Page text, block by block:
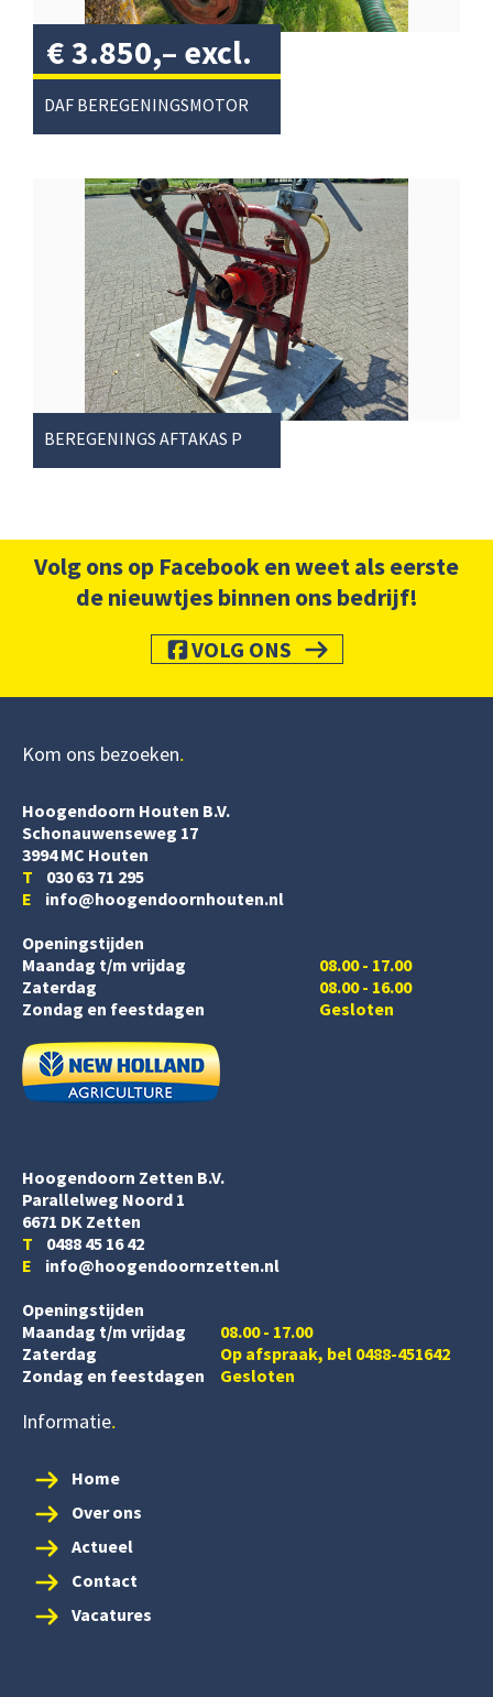
DAF BEREGENINGSMOTOR
€3.850,– excl.
btw/
Volg ons op Facebook en weet als eerste
de nieuwtjes binnen ons bedrijf!
VOLG ONS
Kom ons bezoeken
Hoogendoorn Houten B.V.
Schonauwenseweg 17
3994 MC Houten
T 030 63 71 295
E info@hoogendoornhouten.nl
Openingstijden
Maandag t/m vrijdag
Zaterdag
08.00 - 17.00
08.00 - 16.00
Zondag en feestdagen
Gesloten
Hoogendoorn Zetten B.V.
Parallelweg Noord 1
6671 DK Zetten
T 0488 45 16 42
E info@hoogendoornzetten.nl
Openingstijden
Maandag t/m vrijdag
08.00 - 17.00
Zaterdag
Op afspraak, bel 0488-451642
Zondag en feestdagen
Gesloten
Informatie
Home
Over ons
Actueel
Contact
Vacatures